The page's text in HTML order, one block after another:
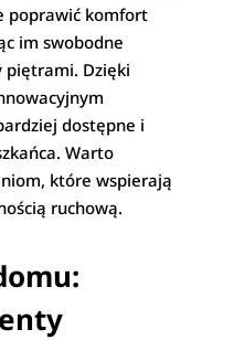
poprawić komfort
im swobodne
piętrami. Dzięki
dostępne i
Warto
które wspierają
ruchową.